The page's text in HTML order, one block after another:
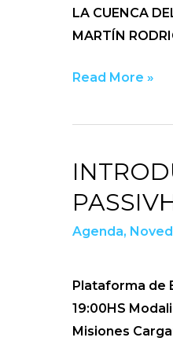
LA CUENCA
MARTÍN
Read More »
Agenda,
Plataforma de
19:00HS
Misiones
ESTÁNDAR
PASSIVHAUS